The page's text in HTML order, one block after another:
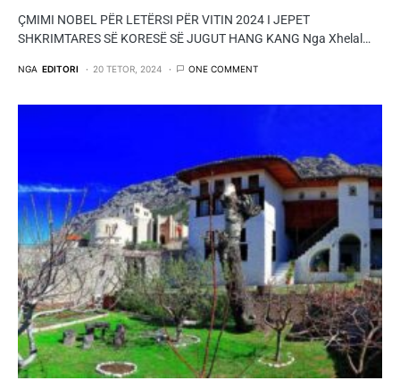
ÇMIMI NOBEL PËR LETËRSI PËR VITIN 2024 I JEPET
SHKRIMTARES SË KORESË SË JUGUT HANG KANG Nga Xhelal…
NGA EDITORI 20 TETOR, 2024 ONE COMMENT